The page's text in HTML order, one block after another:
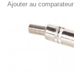
Ajouter au comparateur